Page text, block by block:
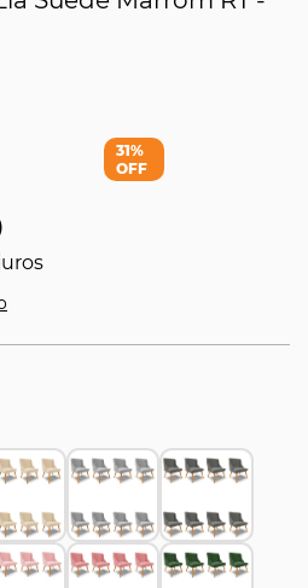
31%
OFF